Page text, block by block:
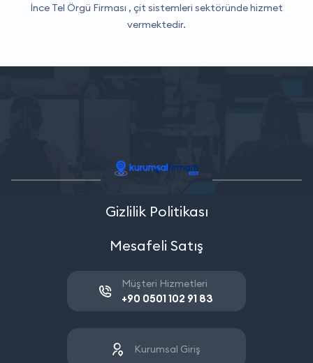
İnce Tel Örgü Firması , çit sistemleri sektöründe hizmet
vermektedir.
Gizlilik Politikası
Mesafeli Satış
Müşteri Hizmetleri
+90 0501 102 91 83
Kurumsal Giriş